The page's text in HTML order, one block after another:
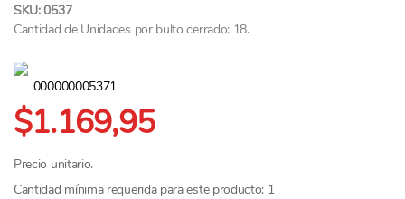
SKU: 0537
Cantidad de Unidades por bulto cerrado: 18.
000000005371
$1.169,95
Precio unitario.
Cantidad mínima requerida para este producto: 1